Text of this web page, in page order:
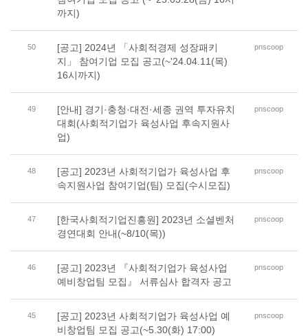
까지)
50
[공고] 2024년 「사회적경제 성장패키
지」 참여기업 모집 공고(~'24.04.11(목)
16시까지)
pnscoop
49
[안내] 경기·충청·대전·세종 권역 투자유치
대회(사회적기업가 육성사업 후속지원사
업)
pnscoop
48
[공고] 2023년 사회적기업가 육성사업 후
속지원사업 참여기업(팀) 모집(수시모집)
pnscoop
47
[한국사회적기업진흥원] 2023년 소셜벤처
경연대회 안내(~8/10(목))
pnscoop
46
[공고] 2023년 『사회적기업가 육성사업
예비창업팀 모집』 서류심사 합격자 공고
pnscoop
45
[공고] 2023년 사회적기업가 육성사업 예
비창업팀 모집 공고(~5.30(화) 17:00)
pnscoop